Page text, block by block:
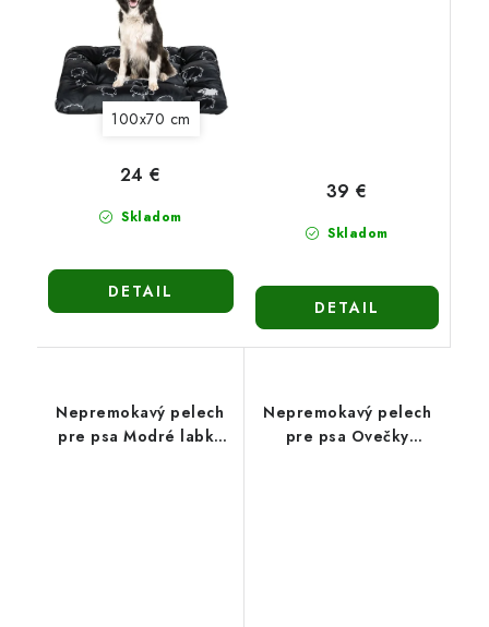
100x70 cm
Skladom
24 €
DETAIL
Skladom
39 €
DETAIL
Nepremokavý pelech
pre psa Modré labky
Nepremokavý pelech
pre psa Ovečky